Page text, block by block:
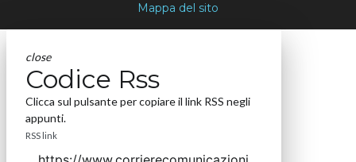
Mappa del sito
close
Codice Rss
Clicca sul pulsante per copiare il link RSS negli
appunti.
RSS link